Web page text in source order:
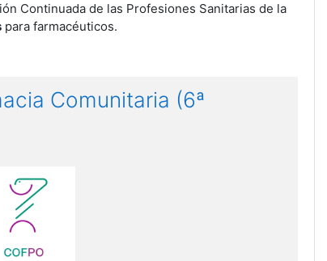
Continuada de las Profesiones Sanitarias de la
para farmacéuticos.
Comunitaria (6ª